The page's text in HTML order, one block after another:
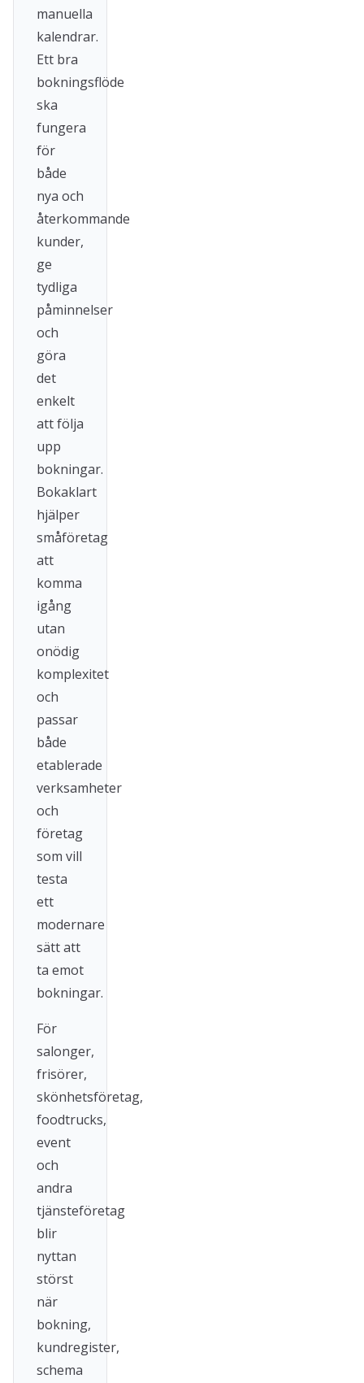
manuella
kalendrar.
Ett bra
bokningsflöde
ska
fungera
för
både
nya och
återkommande
kunder,
ge
tydliga
påminnelser
och
göra
det
enkelt
att följa
upp
bokningar.
Bokaklart
hjälper
småföretag
att
komma
igång
utan
onödig
komplexitet
och
passar
både
etablerade
verksamheter
och
företag
som vill
testa
ett
modernare
sätt att
ta emot
bokningar.
För
salonger,
frisörer,
skönhetsföretag,
foodtrucks,
event
och
andra
tjänsteföretag
blir
nyttan
störst
när
bokning,
kundregister,
schema